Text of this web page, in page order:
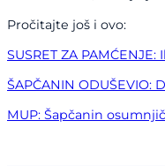
Pročitajte još i ovo:
SUSRET ZA
ŠAPČANIN
MUP: Šapčanin